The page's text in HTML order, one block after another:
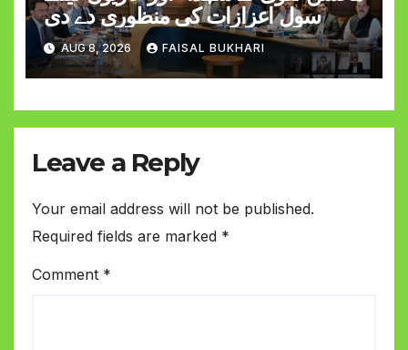
سول اعزازات کی منظوری دے دی
AUG 8, 2026 FAISAL BUKHARI
Leave a Reply
Your email address will not be published.
Required fields are marked *
Comment *